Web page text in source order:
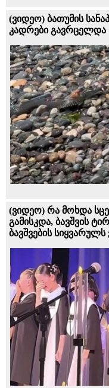
(ვიდეო) ბათუმის
კადრები გავრცელდა
(ვიდეო) რა მოხდა
გამისკდა, ბავშვის
ბავშვების